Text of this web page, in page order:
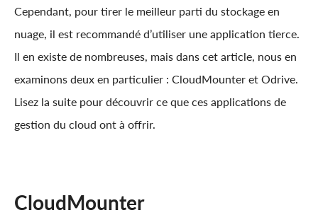
Cependant, pour tirer le meilleur parti du stockage en
nuage, il est recommandé d’utiliser une application tierce.
Il en existe de nombreuses, mais dans cet article, nous en
examinons deux en particulier : CloudMounter et Odrive.
Lisez la suite pour découvrir ce que ces applications de
gestion du cloud ont à offrir.
CloudMounter